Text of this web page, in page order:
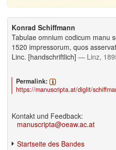
Konrad Schiffmann
Tabulae omnium codicum manu
1520 impressorum, quos
Linc. [handschriftlich] — Linz,
Permalink:
https://manuscripta.at/diglit/
Kontakt und Feedback:
manuscripta@oeaw.ac.at
Startseite des Bandes